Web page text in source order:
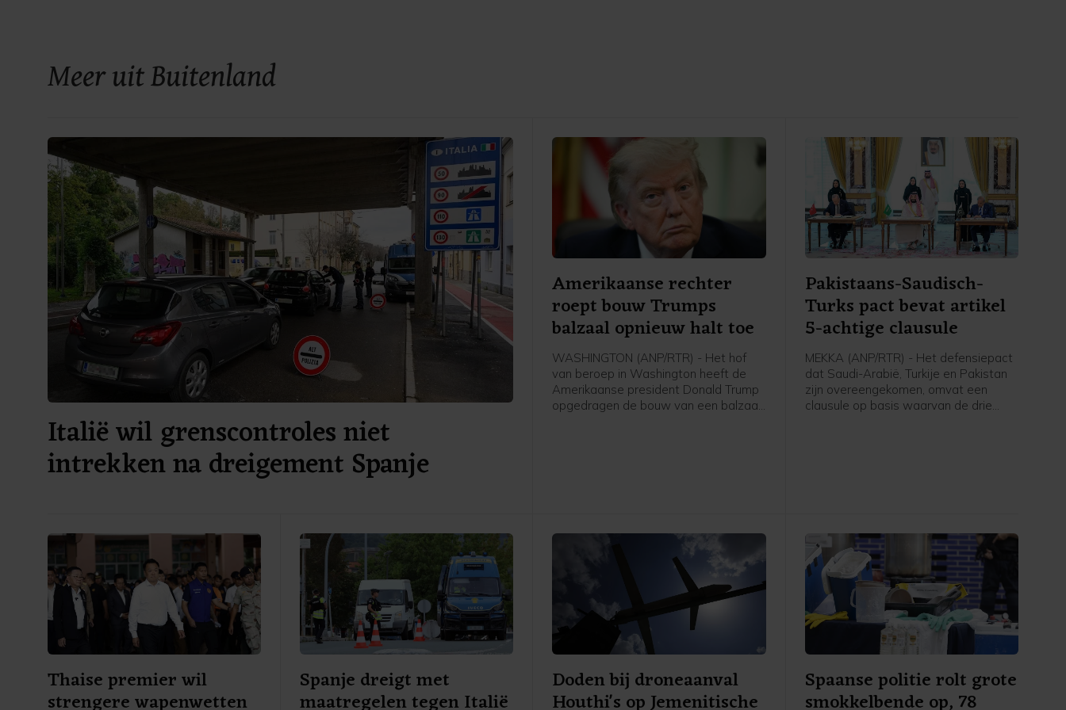
Meer uit Buitenland
Italië wil grenscontroles niet
intrekken na dreigement Spanje
Amerikaanse rechter
roept bouw Trumps
balzaal opnieuw halt toe
WASHINGTON (ANP/RTR) - Het hof
van beroep in Washington heeft de
Amerikaanse president Donald Trump
opgedragen de bouw van een balzaal
Pakistaans-Saudisch-
Turks pact bevat artikel
5-achtige clausule
MEKKA (ANP/RTR) - Het defensiepact
dat Saudi-Arabië, Turkije en Pakistan
zijn overeengekomen, omvat een
clausule op basis waarvan de drie
NAVO. Ook worden afspraken
gemaakt over intensievere
defensiesamenwerking.
Thaise premier wil
strengere wapenwetten
Spanje dreigt met
maatregelen tegen Italië
Doden bij droneaanval
Houthi's op Jemenitische
Spaanse politie rolt grote
smokkelbende op, 78